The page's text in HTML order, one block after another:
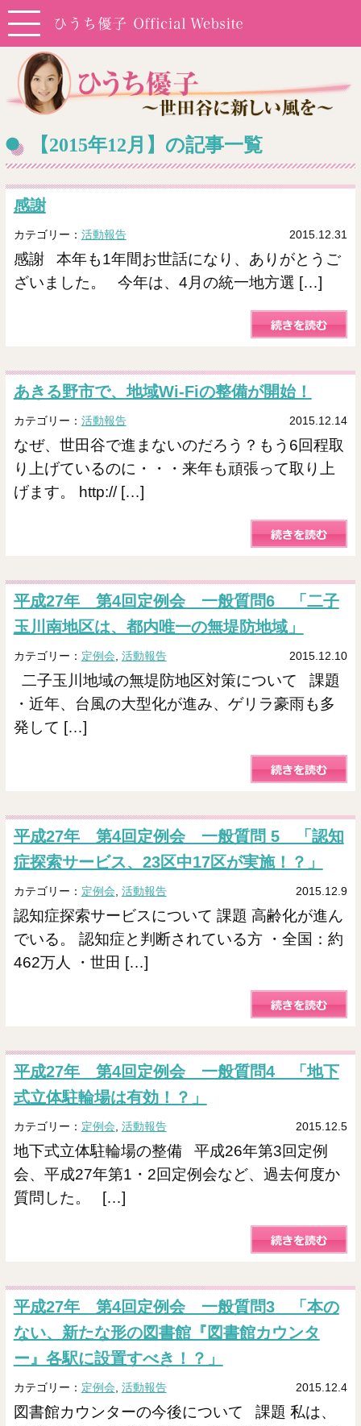
【2015年12月】の記事一覧
感謝
カテゴリー： 活動報告 2015.12.31
感謝 本年も1年間お世話になり、ありがとうご
ざいました。 今年は、4月の統一地方選 […]
あきる野市で、地域Wi-Fiの整備が開始！
カテゴリー： 活動報告 2015.12.14
なぜ、世田谷で進まないのだろう？もう6回程取
り上げているのに・・・来年も頑張って取り上
げます。 http:// […]
平成27年 第4回定例会 一般質問6 「二子
玉川南地区は、都内唯一の無堤防地域」
カテゴリー： 定例会, 活動報告 2015.12.10
二子玉川地域の無堤防地区対策について 課題
・近年、台風の大型化が進み、ゲリラ豪雨も多
発して […]
平成27年 第4回定例会 一般質問 5 「認知
症探索サービス、23区中17区が実施！？」
カテゴリー： 定例会, 活動報告 2015.12.9
認知症探索サービスについて 課題 高齢化が進ん
でいる。 認知症と判断されている方 ・全国：約
462万人 ・世田 […]
平成27年 第4回定例会 一般質問4 「地下
式立体駐輪場は有効！？」
カテゴリー： 定例会, 活動報告 2015.12.5
地下式立体駐輪場の整備 平成26年第3回定例
会、平成27年第1・2回定例会など、過去何度か
質問した。 […]
平成27年 第4回定例会 一般質問3 「本の
ない、新たな形の図書館『図書館カウンタ
ー』各駅に設置すべき！？」
カテゴリー： 定例会, 活動報告 2015.12.4
図書館カウンターの今後について 課題 私は、